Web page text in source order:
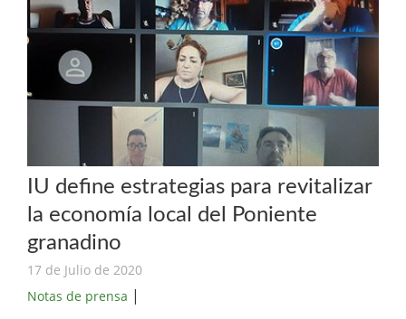
IU define estrategias para revitalizar
la economía local del Poniente
granadino
17 de Julio de 2020
Notas de prensa |